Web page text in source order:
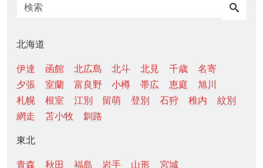
北海道
伊達 函館 北広島 北斗 北見 千歳
名寄
夕張
室蘭 富良野 小樽 帯広 恵庭
旭川
札幌
根室 江別 留萌 登別 石狩 稚内
紋別
網走
苫小牧 釧路
東北
青森 秋田 福島 岩手 山形 宮城